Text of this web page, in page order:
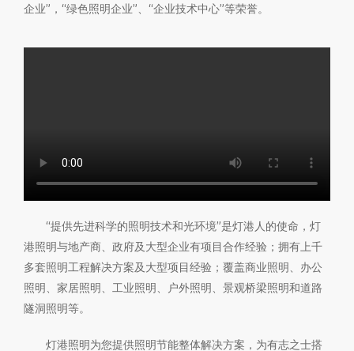
企业”，“绿色照明企业”、“企业技术中心”等荣誉。
“提供先进科学的照明技术和光环境”是灯港人的使命，灯
港照明与地产商、政府及大型企业有项目合作经验；拥有上千
多套照明工程解决方案及大型项目经验；覆盖商业照明、办公
照明、家居照明、工业照明、户外照明、景观桥梁照明和道路
隧洞照明等。
灯港照明为您提供照明节能整体解决方案，为有志之士搭